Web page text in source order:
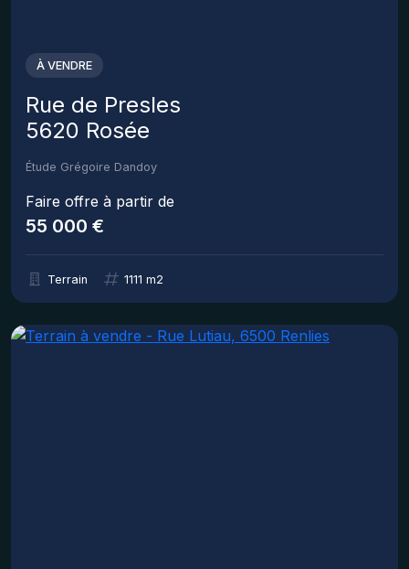
À VENDRE
Rue de Presles
5620 Rosée
Étude Grégoire Dandoy
Faire offre à partir de
55 000 €
Terrain 1111 m2